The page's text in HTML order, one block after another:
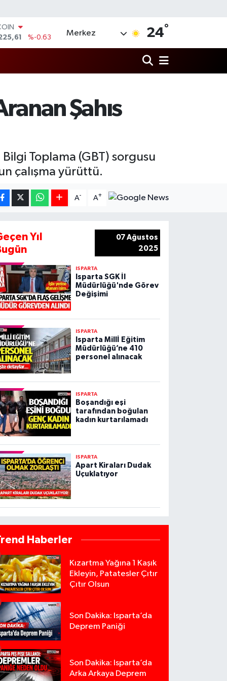
%-0.63
ALTIN
%1.44
Merkez 24°
Şahıs
Toplama (GBT) sorgusu
çalışma yürüttü.
A- A+
Yıl
07 Ağustos
2025
ISPARTA
Isparta SGK İl
Müdürlüğü'nde Görev
Değişimi
ISPARTA
Isparta Millİ Eğitim
Müdürlüğü’ne 410
personel alınacak
ISPARTA
Boşandığı eşi
tarafından boğulan
kadın kurtarılamadı
ISPARTA
Apart Kiraları Dudak
Uçuklatıyor
Haberler
Kızartma Yağına 1 Kaşık
Ekleyin, Patatesler Çıtır
Çıtır Olsun
Son Dakika: Isparta’da
Deprem Paniği
Son Dakika: Isparta’da
Arka Arkaya Deprem